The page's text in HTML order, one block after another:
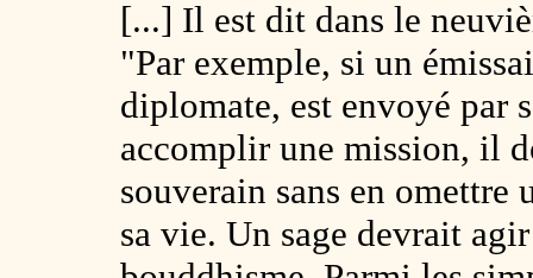
[...] Il est dit dans le
"Par exemple, si un
diplomate, est envoyé par
accomplir une mission, il
souverain sans en
sa vie. Un sage devrait